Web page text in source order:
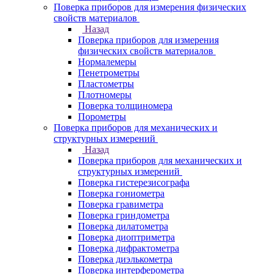
Поверка приборов для измерения физических
свойств материалов
Назад
Поверка приборов для измерения
физических свойств материалов
Нормалемеры
Пенетрометры
Пластометры
Плотномеры
Поверка толщиномера
Порометры
Поверка приборов для механических и
структурных измерений
Назад
Поверка приборов для механических и
структурных измерений
Поверка гистерезисографа
Поверка гониометра
Поверка гравиметра
Поверка гриндометра
Поверка дилатометра
Поверка диоптриметра
Поверка дифрактометра
Поверка диэлькометра
Поверка интерферометра